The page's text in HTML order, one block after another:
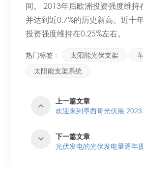
间。 2013年后欧洲投资强度维持
并达到近0.7%的历史新高。近十
投资强度维持在0.25%左右。
热门标签 : 太阳能光伏支架
太阳能支架系统
上一篇文章
欢迎来到墨西哥光伏展
下一篇文章
光伏发电的光伏发电量逐年